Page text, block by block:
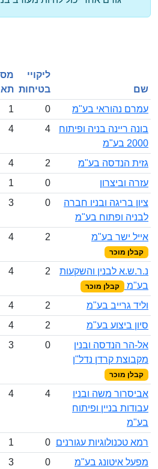
שם
ליקויי
בטיחות
עמרם נהוראי בע"מ
0
1
בונה ריינה בניה ופיתוח
2000 בע"מ
4
4
גזית הנדסה בע"מ 2
4
עזרה וביצרון
0
1
ציון בריגה ובניו חברה
לבניה ופתוח בע"מ
0
3
אייל ישר בע"מ
קבלן מוכר
2
4
נ.ר.ש.א לבנין והשקעות
בע"מ
קבלן מוכר
2
4
וליד גרייב בע"מ 2
4
סיון ביצוע בע"מ
2
4
אל-הר הנדסה ובנין
מקבוצת קרדן נדל"ן
קבלן מוכר
0
3
אביסרור משה ובניו
עבודות בניין ופיתוח
בע"מ
4
4
רמא טכנולוגיות עגורנים 0
1
מפעל איטונג בע"מ
0
3